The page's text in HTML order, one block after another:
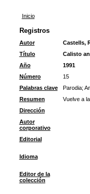
Inicio
Registros
Autor
Castells,
Título
Calisto
Año
1991
Número
15
Palabras clave
Parodia;
Resumen
Vuelve a
Dirección
Autor
corporativo
Editorial
Idioma
Editor de la
colección